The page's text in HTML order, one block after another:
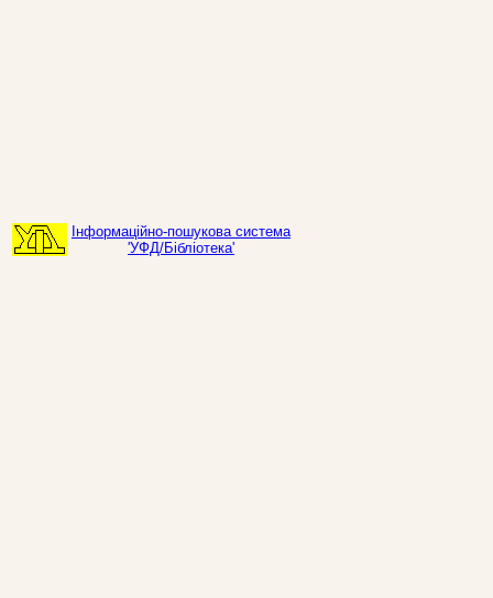
Інформаційно-пошукова система
'УФД/Бібліотека'